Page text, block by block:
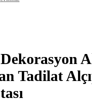
Tadilat